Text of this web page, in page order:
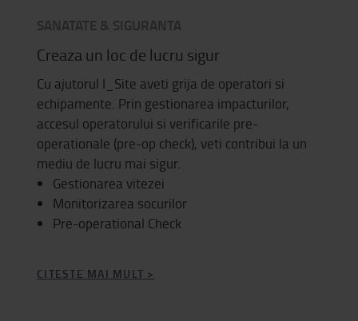
SANATATE & SIGURANTA
Creaza un loc de lucru sigur
Cu ajutorul I_Site aveti grija de operatori si
echipamente. Prin gestionarea impacturilor,
accesul operatorului si verificarile pre-
operationale (pre-op check), veti contribui la un
mediu de lucru mai sigur.
Gestionarea vitezei
Monitorizarea socurilor
Pre-operational Check
CITESTE MAI MULT >